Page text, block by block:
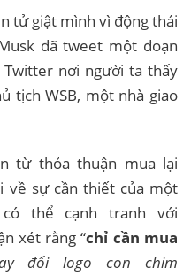
tử giật mình vì động thái
đã tweet một đoạn
nơi người ta thấy
tịch WSB, một nhà giao
từ thỏa thuận mua lại
về sự cần thiết của một
thể cạnh tranh với
xét rằng “chỉ cần mua
đổi logo con chim